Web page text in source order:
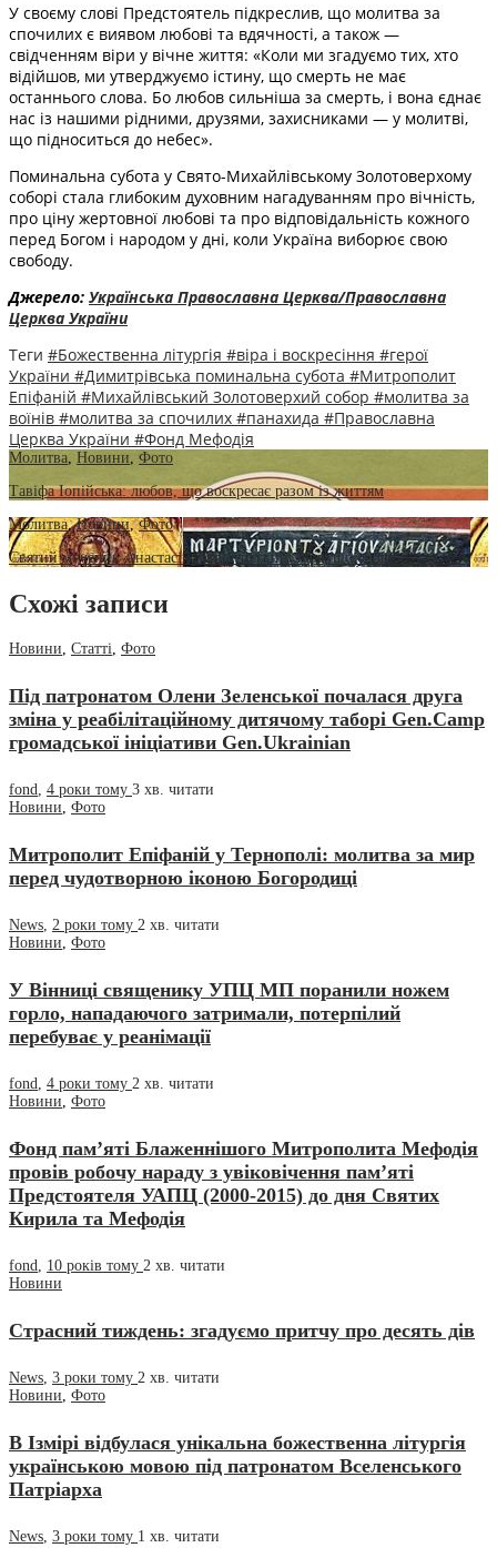
У своєму слові Предстоятель підкреслив, що молитва за
спочилих є виявом любові та вдячності, а також —
свідченням віри у вічне життя: «Коли ми згадуємо тих, хто
відійшов, ми утверджуємо істину, що смерть не має
останнього слова. Бо любов сильніша за смерть, і вона єднає
нас із нашими рідними, друзями, захисниками — у молитві,
що підноситься до небес».
Поминальна субота у Свято-Михайлівському Золотоверхому
соборі стала глибоким духовним нагадуванням про вічність,
про ціну жертовної любові та про відповідальність кожного
перед Богом і народом у дні, коли Україна виборює свою
свободу.
Джерело: Українська Православна Церква/Православна
Церква України
Теги #Божественна літургія #віра і воскресіння #герої
України #Димитрівська поминальна субота #Митрополит
Епіфаній #Михайлівський Золотоверхий собор #молитва за
воїнів #молитва за спочилих #панахида #Православна
Церква України #Фонд Мефодія
Молитва Новини Фото
Тавіфа Іопійська: любов, що воскресає разом із життям
Молитва,Новини,Фото
Святий мученик Анастасій Аквілейський: віра, що сильніша за меч
Схожі записи
Новини, Статті, Фото
Під патронатом Олени Зеленської почалася друга
зміна у реабілітаційному дитячому таборі Gen.Camp
громадської ініціативи Gen.Ukrainian
fond, 4 роки тому 3 хв. читати
Новини, Фото
Митрополит Епіфаній у Тернополі: молитва за мир
перед чудотворною іконою Богородиці
News, 2 роки тому 2 хв. читати
Новини, Фото
У Вінниці священику УПЦ МП поранили ножем
горло, нападаючого затримали, потерпілий
перебуває у реанімації
fond, 4 роки тому 2 хв. читати
Новини, Фото
Фонд пам’яті Блаженнішого Митрополита Мефодія
провів робочу нараду з увіковічення пам’яті
Предстоятеля УАПЦ (2000-2015) до дня Святих
Кирила та Мефодія
fond 10 років тому 2 хв. читати
Новини
Страсний тиждень: згадуємо притчу про десять дів
News 3 роки тому 2 хв. читати
Новини Фото
В Ізмірі відбулася унікальна божественна літургія
українською мовою під патронатом Вселенського
Патріарха
News 3 роки тому 1 хв. читати